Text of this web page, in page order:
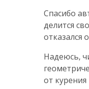
Спасибо
делится
отказался
Надеюсь,
от курения